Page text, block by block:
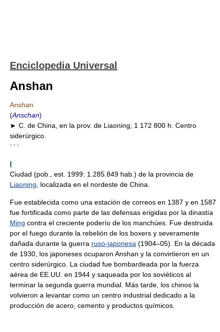
Enciclopedia Universal
Anshan
Anshan
(Anschan)
► C. de China, en la prov. de Liaoning; 1 172 800 h. Centro
siderúrgico.
* * *
I
Ciudad (pob., est. 1999: 1.285.849 hab.) de la provincia de
Liaoning , localizada en el nordeste de China.
Fue establecida como una estación de correos en 1387 y en 1587
fue fortificada como parte de las defensas erigidas por la dinastía
Ming contra el creciente poderío de los manchúes. Fue destruida
por el fuego durante la rebelión de los boxers y severamente
dañada durante la guerra ruso-japonesa (1904–05). En la década
de 1930, los japoneses ocuparon Anshan y la convirtieron en un
centro siderúrgico. La ciudad fue bombardeada por la fuerza
aérea de EE.UU. en 1944 y saqueada por los soviéticos al
terminar la segunda guerra mundial. Más tarde, los chinos la
volvieron a levantar como un centro industrial dedicado a la
producción de acero, cemento y productos químicos.